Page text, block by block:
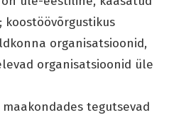
koostöövõrgustikus
organisatsioonid,
organisatsioonid üle
maakondades tegutsevad